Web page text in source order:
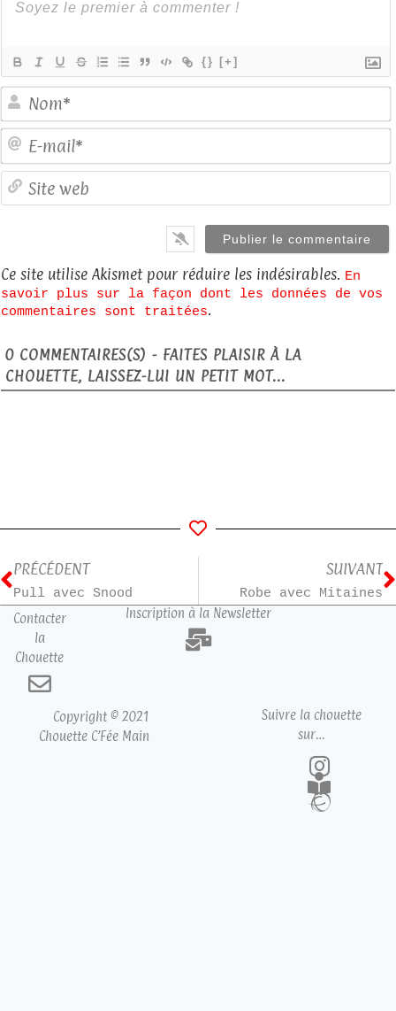
{} [+]
Ce site utilise Akismet pour réduire les indésirables. En
savoir plus sur la façon dont les données de vos
commentaires sont traitées.
0 COMMENTAIRES(S) - FAITES PLAISIR À LA
CHOUETTE, LAISSEZ-LUI UN PETIT MOT...
PRÉCÉDENT
Pull avec Snood
SUIVANT
Robe avec Mitaines
Contacter
la
Chouette
Inscription à la Newsletter
Copyright © 2021
Chouette C’Fée Main
Suivre la chouette
sur…